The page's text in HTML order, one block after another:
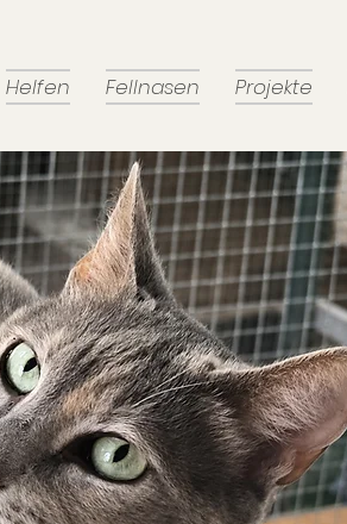
Helfen Fellnasen Projekte